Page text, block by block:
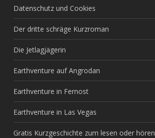
Datenschutz und Cookies
Der dritte schräge Kurzroman
Die Jetlagjägerin
Earthventure auf Angrodan
Earthventure in Fernost
Earthventure in Las Vegas
Gratis Kurzgeschichte zum lesen oder hören